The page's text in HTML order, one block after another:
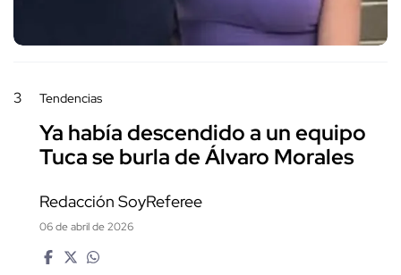
3 Tendencias
Ya había descendido a un equipo
Tuca se burla de Álvaro Morales
Redacción SoyReferee
06 de abril de 2026